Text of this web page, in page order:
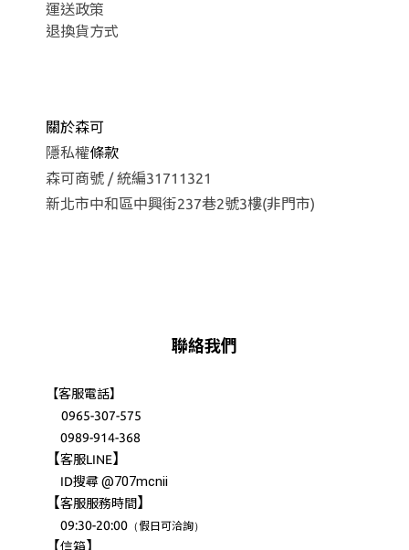
運送政策
退換貨方式
關於森可
隱私權條款
森可商號 / 統編31711321
新北市中和區中興街237巷2號3樓(非門市)
聯絡我們
【客服電話】
0965-307-575
0989-914-368
【客服LINE】
ID搜尋@707mcnii
【客服服務時間 】
09:30-20:00 （假日可洽詢）
【 】